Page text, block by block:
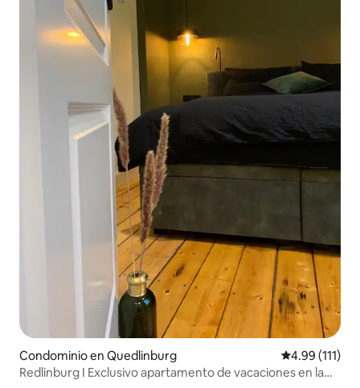
Condominio en Quedlinburg Calificación
4.99 (111)
Redlinburg I Exclusivo apartamento de vacaciones en la